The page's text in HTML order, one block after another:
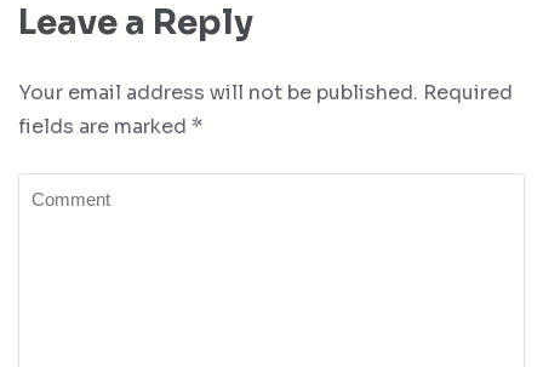
Leave a Reply
Your email address will not be published. Required
fields are marked *
Comment